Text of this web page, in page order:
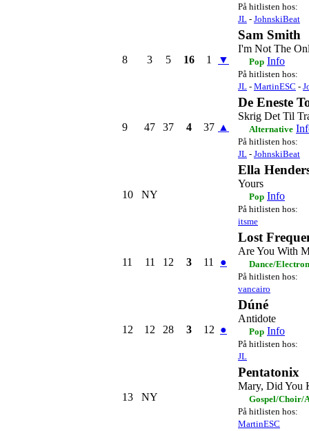
På hitlisten hos:
JL - JohnskiBeat
8 3 5 16 1 ▼
Sam Smith
I'm Not The
Pop Info
På hitlisten hos:
JL - MartinESC -
9 47 37 4 37 ▲
De Eneste
Skrig Det Til
Alternative
På hitlisten hos:
JL - JohnskiBeat
10 NY
Ella
Yours
Pop Info
På hitlisten hos:
itsme
11 11 12 3 11 ●
Lost
Are You With
Dance/
På hitlisten hos:
vancairo
12 12 28 3 12 ●
Dúné
Antidote
Pop Info
På hitlisten hos:
JL
13 NY
Pentatonix
Mary, Did You
Gospel/Choir/
På hitlisten hos:
MartinESC